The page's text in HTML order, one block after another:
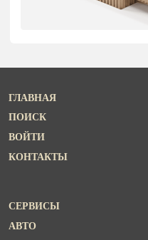
ГЛАВНАЯ
ПОИСК
ВОЙТИ
КОНТАКТЫ
СЕРВИСЫ
АВТО